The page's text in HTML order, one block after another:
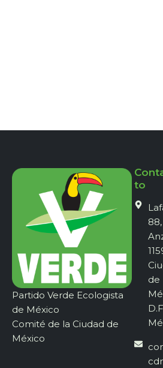
Partido Verde Ecologista
de México
Comité de la Ciudad de
México
to
88,
de